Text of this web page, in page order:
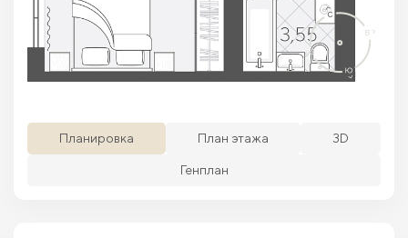
Планировка План этажа 3D
Генплан